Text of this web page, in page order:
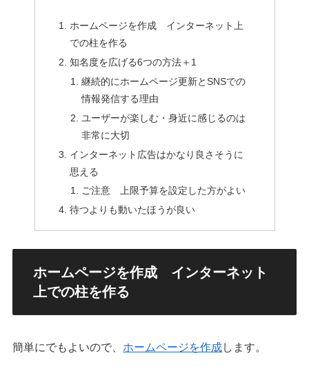
ホームページを作成 インターネット上
での柱を作る
知名度を広げる6つの方法＋1
継続的にホームページ更新とSNSでの
情報発信する理由
ユーザーが楽しむ・身近に感じるのは
非常に大切
インターネット広告はかなり良さそうに
思える
ご注意 上限予算を設定した方がよい
待つよりも動いたほうが良い
ホームページを作成 インターネット
上での柱を作る
簡単にでもよいので、 ホームページを作成します。